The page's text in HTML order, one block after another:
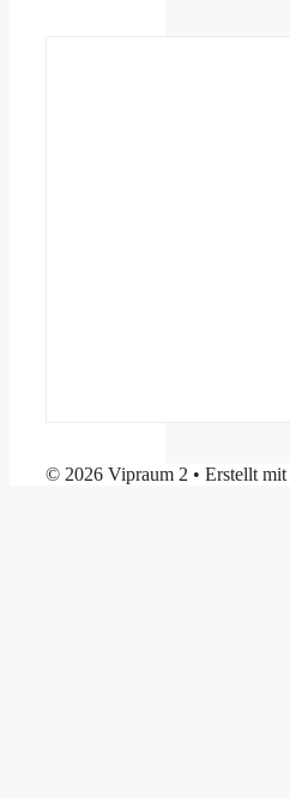
© 2026 Vipraum 2 • Erstellt mit